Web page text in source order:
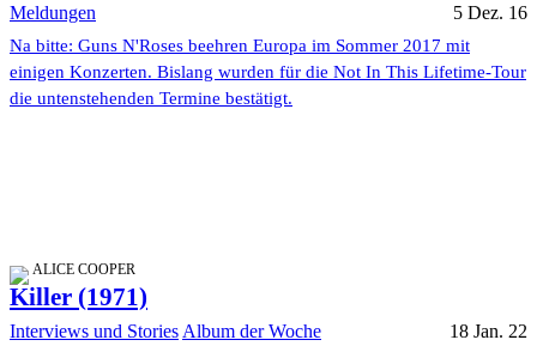
Meldungen 5 Dez. 16
Na bitte: Guns N'Roses beehren Europa im Sommer 2017 mit
einigen Konzerten. Bislang wurden für die Not In This Lifetime-Tour
die untenstehenden Termine bestätigt.
ALICE COOPER
Killer (1971)
Interviews und Stories Album der Woche 18 Jan. 22